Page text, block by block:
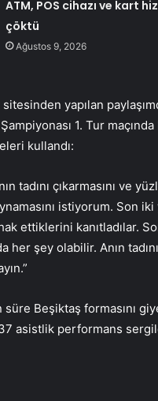
ATM, POS cihazı ve kart
çöktü
Ağustos 9, 2026
yapılan
1. Tur
kullandı:
tadını çıkarmasını ve
istiyorum. Son iki
ettiklerini kanıtladılar.
her şey olabilir. Anın tadını
Beşiktaş formasını
asistlik performans